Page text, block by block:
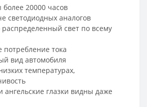
более 20000 часов
светодиодных аналогов
свет по всему
потребление тока
вид автомобиля
температурах,
ангельские глазки видны даже